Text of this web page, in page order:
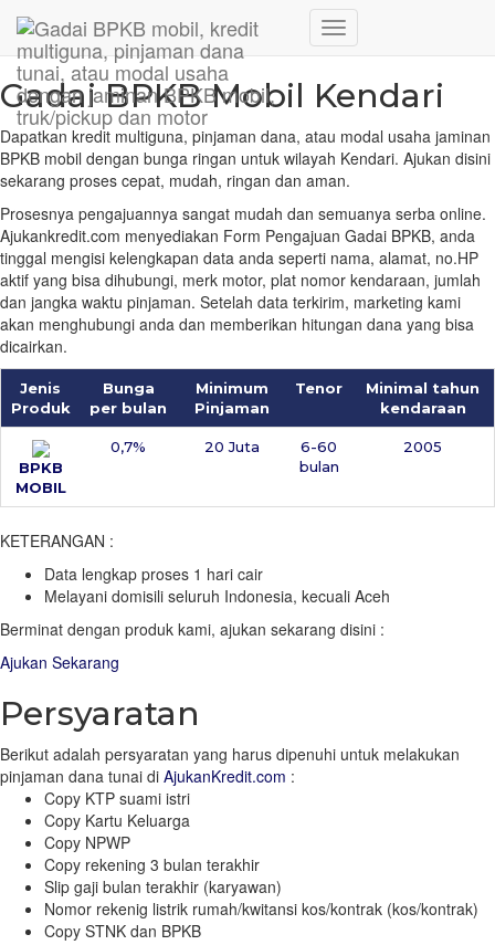
Toggle
Home/Jaringan/Gadai BPKB Mobil Kendari
Gadai BPKB Mobil Kendari
Dapatkan kredit multiguna, pinjaman dana, atau modal usaha jaminan
BPKB mobil dengan bunga ringan untuk wilayah Kendari. Ajukan disini
sekarang proses cepat, mudah, ringan dan aman.
Prosesnya pengajuannya sangat mudah dan semuanya serba online.
Ajukankredit.com menyediakan Form Pengajuan Gadai BPKB, anda
tinggal mengisi kelengkapan data anda seperti nama, alamat, no.HP
aktif yang bisa dihubungi, merk motor, plat nomor kendaraan, jumlah
dan jangka waktu pinjaman. Setelah data terkirim, marketing kami
akan menghubungi anda dan memberikan hitungan dana yang bisa
dicairkan.
Jenis
Produk
Bunga
per bulan
Minimum
Pinjaman
Tenor
Minimal tahun
kendaraan
BPKB
MOBIL
0,7% 20 Juta
6-60
bulan
2005
KETERANGAN :
Data lengkap proses 1 hari cair
Melayani domisili seluruh Indonesia, kecuali Aceh
Berminat dengan produk kami, ajukan sekarang disini :
Ajukan Sekarang
Persyaratan
Berikut adalah persyaratan yang harus dipenuhi untuk melakukan
pinjaman dana tunai di AjukanKredit.com :
Copy KTP suami istri
Copy Kartu Keluarga
Copy NPWP
Copy rekening 3 bulan terakhir
Slip gaji bulan terakhir (karyawan)
Nomor rekenig listrik rumah/kwitansi kos/kontrak (kos/kontrak)
Copy STNK dan BPKB